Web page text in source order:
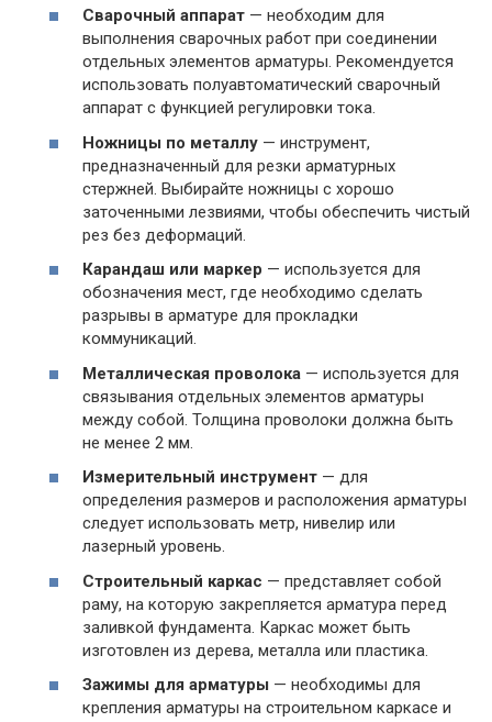
Сварочный аппарат — необходим для
выполнения сварочных работ при соединении
отдельных элементов арматуры. Рекомендуется
использовать полуавтоматический сварочный
аппарат с функцией регулировки тока.
Ножницы по металлу — инструмент,
предназначенный для резки арматурных
стержней. Выбирайте ножницы с хорошо
заточенными лезвиями, чтобы обеспечить чистый
рез без деформаций.
Карандаш или маркер — используется для
обозначения мест, где необходимо сделать
разрывы в арматуре для прокладки
коммуникаций.
Металлическая проволока — используется для
связывания отдельных элементов арматуры
между собой. Толщина проволоки должна быть
не менее 2 мм.
Измерительный инструмент — для
определения размеров и расположения арматуры
следует использовать метр, нивелир или
лазерный уровень.
Строительный каркас — представляет собой
раму, на которую закрепляется арматура перед
заливкой фундамента. Каркас может быть
изготовлен из дерева, металла или пластика.
Зажимы для арматуры — необходимы для
крепления арматуры на строительном каркасе и